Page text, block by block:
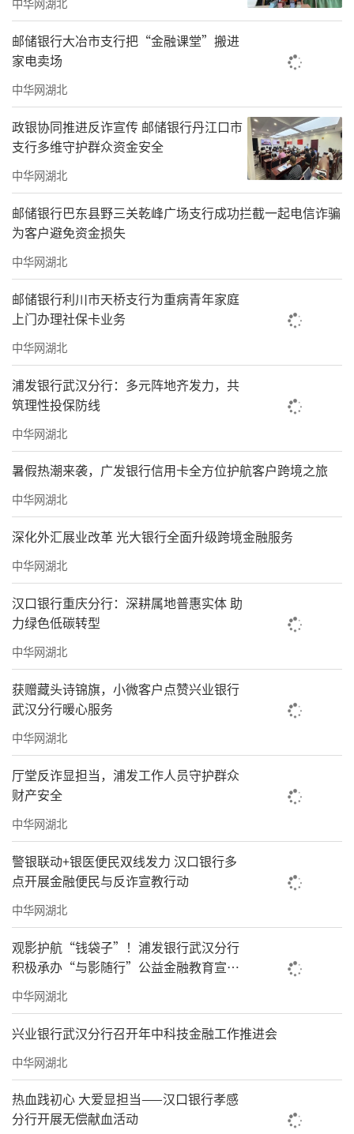
邮储银行大冶市支行把“金融课堂”搬进
家电卖场
中华网湖北
政银协同推进反诈宣传 邮储银行丹江口市
支行多维守护群众资金安全
中华网湖北
邮储银行巴东县野三关乾峰广场支行成功拦截一起电信诈骗
为客户避免资金损失
中华网湖北
邮储银行利川市天桥支行为重病青年家庭
上门办理社保卡业务
中华网湖北
浦发银行武汉分行：多元阵地齐发力，共
筑理性投保防线
中华网湖北
暑假热潮来袭，广发银行信用卡全方位护航客户跨境之旅
中华网湖北
深化外汇展业改革 光大银行全面升级跨境金融服务
中华网湖北
汉口银行重庆分行：深耕属地普惠实体 助
力绿色低碳转型
中华网湖北
获赠藏头诗锦旗，小微客户点赞兴业银行
武汉分行暖心服务
中华网湖北
厅堂反诈显担当，浦发工作人员守护群众
财产安全
中华网湖北
警银联动+银医便民双线发力 汉口银行多
点开展金融便民与反诈宣教行动
中华网湖北
观影护航“钱袋子”！浦发银行武汉分行
积极承办“与影随行”公益金融教育宣传
活动
中华网湖北
兴业银行武汉分行召开年中科技金融工作推进会
中华网湖北
热血践初心 大爱显担当——汉口银行孝感
分行开展无偿献血活动